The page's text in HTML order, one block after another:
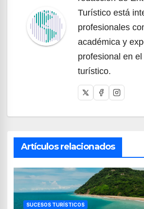
Turístico está
profesionales
académica y
profesional en
turístico.
Artículos relacionados
SUCESOS TURÍSTICOS